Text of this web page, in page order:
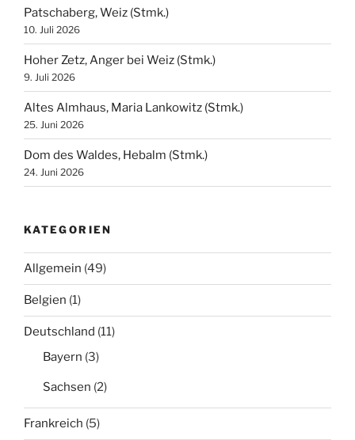
Patschaberg, Weiz (Stmk.)
10. Juli 2026
Hoher Zetz, Anger bei Weiz (Stmk.)
9. Juli 2026
Altes Almhaus, Maria Lankowitz (Stmk.)
25. Juni 2026
Dom des Waldes, Hebalm (Stmk.)
24. Juni 2026
KATEGORIEN
Allgemein (49)
Belgien (1)
Deutschland (11)
Bayern (3)
Sachsen (2)
Frankreich (5)